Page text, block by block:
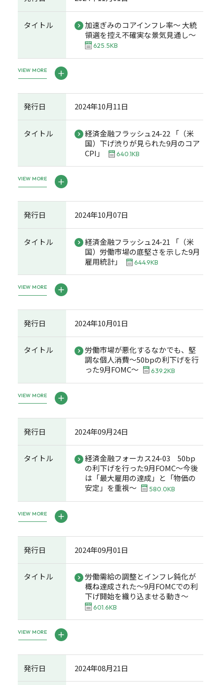
タイトル
加速ぎみのコアインフレ率～ 大統
領選を控え不確実な景気見通し～
625.5KB
VIEW MORE
発行日 2024年10月11日
タイトル
経済金融フラッシュ24-22 「（米
国）下げ渋りが見られた9月のコア
CPI」
640.1KB
VIEW MORE
発行日 2024年10月07日
タイトル
経済金融フラッシュ24-21 「（米
国）労働市場の底堅さを示した9月
雇用統計」
644.9KB
VIEW MORE
発行日 2024年10月01日
タイトル
労働市場が悪化するなかでも、堅
調な個人消費～50bpの利下げを行
った9月FOMC～
639.2KB
VIEW MORE
発行日 2024年09月24日
タイトル
経済金融フォーカス24-03 50bp
の利下げを行った9月FOMC～今後
は「最大雇用の達成」と「物価の
安定」を重視～
580.0KB
VIEW MORE
発行日 2024年09月01日
タイトル
労働需給の調整とインフレ鈍化が
概ね達成された～9月FOMCでの利
下げ開始を織り込ませる動き～
601.6KB
VIEW MORE
発行日 2024年08月21日